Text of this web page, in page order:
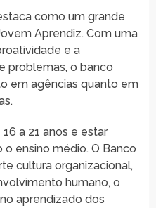
como um grande
Aprendiz. Com uma
e a
problemas, o banco
em agências quanto em
a 21 anos e estar
ensino médio. O Banco
cultura organizacional,
humano, o
aprendizado dos